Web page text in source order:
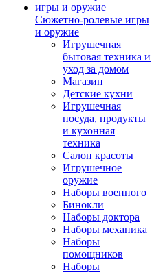
Сюжетно-ролевые игры
и оружие
Игрушечная
бытовая техника и
уход за домом
Магазин
Детские кухни
Игрушечная
посуда, продукты
и кухонная
техника
Салон красоты
Игрушечное
оружие
Наборы военного
Бинокли
Наборы доктора
Наборы механика
Наборы
помощников
Наборы